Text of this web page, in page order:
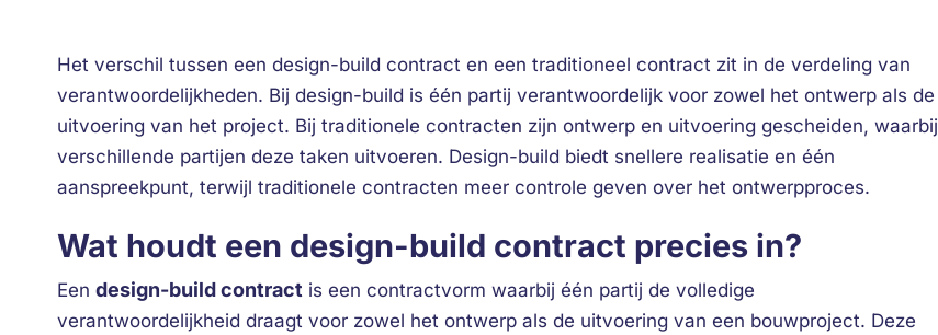
Het verschil tussen een design-build contract en een traditioneel contract zit in de verdeling van
verantwoordelijkheden. Bij design-build is één partij verantwoordelijk voor zowel het ontwerp als de
uitvoering van het project. Bij traditionele contracten zijn ontwerp en uitvoering gescheiden, waarbij
verschillende partijen deze taken uitvoeren. Design-build biedt snellere realisatie en één
aanspreekpunt, terwijl traditionele contracten meer controle geven over het ontwerpproces.
Wat houdt een design-build contract precies in?
Een design-build contract is een contractvorm waarbij één partij de volledige
verantwoordelijkheid draagt voor zowel het ontwerp als de uitvoering van een bouwproject. Deze